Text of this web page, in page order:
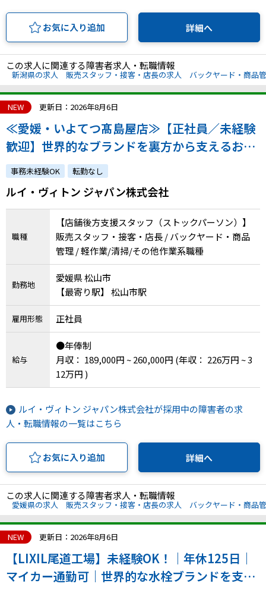
お気に入り追加 詳細へ
この求人に関連する障害者求人・転職情報
新潟県の求人 販売スタッフ・接客・店長の求人 バックヤード・商品
NEW 更新日：2026年8月6日
≪愛媛・いよてつ髙島屋店≫【正社員／未経験
歓迎】世界的なブランドを裏方から支えるお仕
事｜着実な成長を実感できる環境です！｜atGP
からの採用実績あり
事務未経験OK 転勤なし
ルイ・ヴィトン ジャパン株式会社
職種
【店舗後方支援スタッフ（ストックパーソン）】
販売スタッフ・接客・店長 / バックヤード・商品
管理 / 軽作業/清掃/その他作業系職種
勤務地
愛媛県 松山市
【最寄り駅】 松山市駅
雇用形態 正社員
給与
●年俸制
月収： 189,000円 ~ 260,000円 (年収： 226万円 ~ 3
12万円 )
ルイ・ヴィトン ジャパン株式会社が採用中の障害者の求
人・転職情報の一覧はこちら
お気に入り追加 詳細へ
この求人に関連する障害者求人・転職情報
愛媛県の求人 販売スタッフ・接客・店長の求人 バックヤード・商品
NEW 更新日：2026年8月6日
【LIXIL尾道工場】未経験OK！｜年休125日｜
マイカー通勤可｜世界的な水栓ブランドを支え